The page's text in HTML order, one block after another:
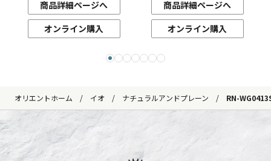
商品詳細ページへ
オンライン購入
商品詳細ページへ
オンライン購入
オリエントホーム イオ ナチュラルアンドプレーン RN-